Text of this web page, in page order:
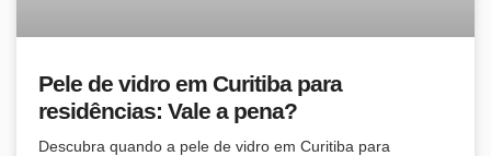
Pele de vidro em Curitiba para
residências: Vale a pena?
Descubra quando a pele de vidro em Curitiba para